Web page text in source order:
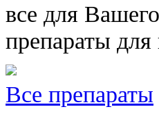
все для
препараты
Все препараты